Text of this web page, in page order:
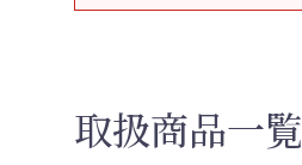
取扱商品一覧